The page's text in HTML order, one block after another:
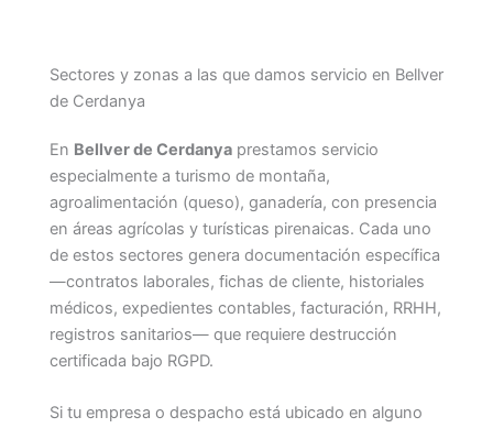
Sectores y zonas a las que damos servicio en Bellver
de Cerdanya
En Bellver de Cerdanya prestamos servicio
especialmente a turismo de montaña,
agroalimentación (queso), ganadería, con presencia
en áreas agrícolas y turísticas pirenaicas. Cada uno
de estos sectores genera documentación específica
—contratos laborales, fichas de cliente, historiales
médicos, expedientes contables, facturación, RRHH,
registros sanitarios— que requiere destrucción
certificada bajo RGPD.
Si tu empresa o despacho está ubicado en alguno